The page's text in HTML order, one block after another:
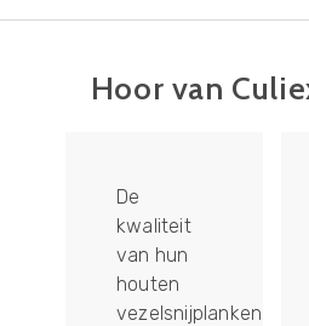
Hoor van
De
kwaliteit
van hun
houten
vezelsnijplanken